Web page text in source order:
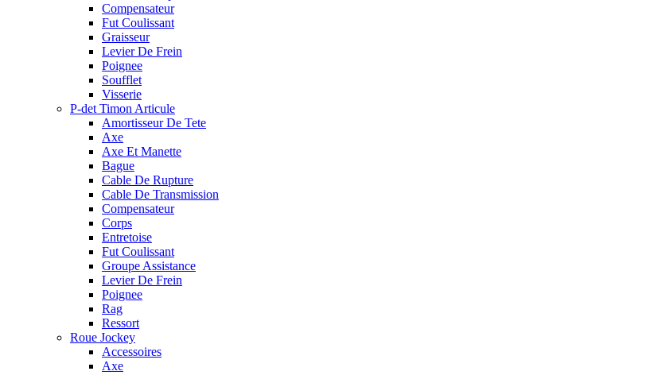
Compensateur
Fut Coulissant
Graisseur
Levier De Frein
Poignee
Soufflet
Visserie
P-det Timon Articule
Amortisseur De Tete
Axe
Axe Et Manette
Bague
Cable De Rupture
Cable De Transmission
Compensateur
Corps
Entretoise
Fut Coulissant
Groupe Assistance
Levier De Frein
Poignee
Rag
Ressort
Roue Jockey
Accessoires
Axe